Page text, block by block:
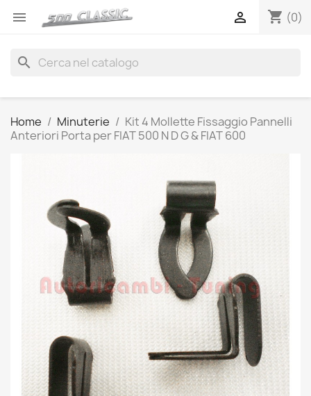
 shopping_cart (0)

search
Home Minuterie
Kit 4 Mollette Fissaggio Pannelli
Anteriori Porta per FIAT 500 N D G & FIAT 600